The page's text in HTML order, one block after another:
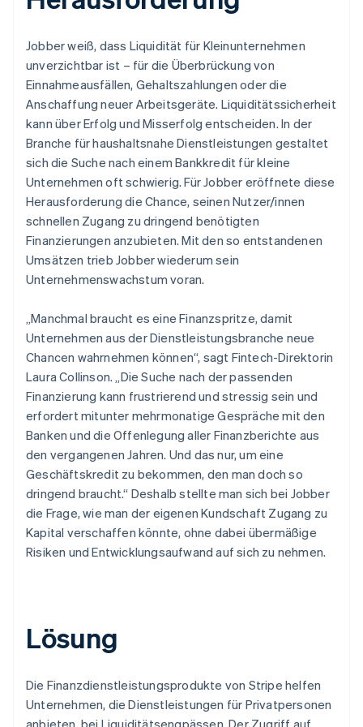
Jobber weiß, dass Liquidität für Kleinunternehmen
unverzichtbar ist – für die Überbrückung von
Einnahmeausfällen, Gehaltszahlungen oder die
Anschaffung neuer Arbeitsgeräte. Liquiditätssicherheit
kann über Erfolg und Misserfolg entscheiden. In der
Branche für haushaltsnahe Dienstleistungen gestaltet
sich die Suche nach einem Bankkredit für kleine
Unternehmen oft schwierig. Für Jobber eröffnete diese
Herausforderung die Chance, seinen Nutzer/innen
schnellen Zugang zu dringend benötigten
Finanzierungen anzubieten. Mit den so entstandenen
Umsätzen trieb Jobber wiederum sein
Unternehmenswachstum voran.
„Manchmal braucht es eine Finanzspritze, damit
Unternehmen aus der Dienstleistungsbranche neue
Chancen wahrnehmen können“, sagt Fintech-Direktorin
Laura Collinson. „Die Suche nach der passenden
Finanzierung kann frustrierend und stressig sein und
erfordert mitunter mehrmonatige Gespräche mit den
Banken und die Offenlegung aller Finanzberichte aus
den vergangenen Jahren. Und das nur, um eine
Geschäftskredit zu bekommen, den man doch so
dringend braucht.“ Deshalb stellte man sich bei Jobber
die Frage, wie man der eigenen Kundschaft Zugang zu
Kapital verschaffen könnte, ohne dabei übermäßige
Risiken und Entwicklungsaufwand auf sich zu nehmen.
Lösung
Die Finanzdienstleistungsprodukte von Stripe helfen
Unternehmen, die Dienstleistungen für Privatpersonen
anbieten, bei Liquiditätsengpässen. Der Zugriff auf